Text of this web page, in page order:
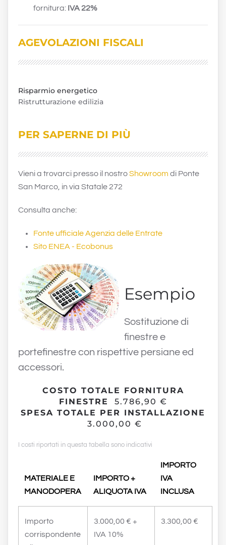
fornitura: IVA 22%
AGEVOLAZIONI FISCALI
Risparmio energetico
Ristrutturazione edilizia
PER SAPERNE DI PIÙ
Vieni a trovarci presso il nostroShowroom di Ponte
San Marco, in via Statale 272
Consulta anche:
Fonte ufficiale Agenzia delle Entrate
Sito ENEA - Ecobonus
Esempio
Sostituzione di
finestre e
portefinestre con rispettive persiane ed
accessori.
COSTO TOTALE FORNITURA
FINESTRE
5.786,90 €
SPESA TOTALE PER INSTALLAZIONE
3.000,00 €
I costi riportati in questa tabella sono indicativi
MATERIALE E
MANODOPERA
IMPORTO +
ALIQUOTA IVA
IMPORTO
IVA
INCLUSA
Importo
corrispondente
3.000,00 € +
IVA 10%
3.300,00 €